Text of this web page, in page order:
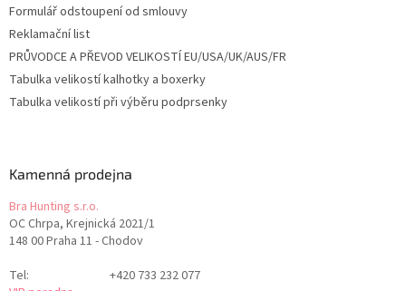
Formulář odstoupení od smlouvy
Reklamační list
PRŮVODCE A PŘEVOD VELIKOSTÍ EU/USA/UK/AUS/FR
Tabulka velikostí kalhotky a boxerky
Tabulka velikostí při výběru podprsenky
Kamenná prodejna
Bra Hunting s.r.o.
OC Chrpa, Krejnická 2021/1
148 00 Praha 11 - Chodov
Tel:
+420 733 232 077